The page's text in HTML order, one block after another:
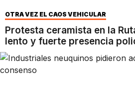
OTRA VEZ EL CAOS VEHICULAR
Protesta ceramista en la
lento y fuerte presencia